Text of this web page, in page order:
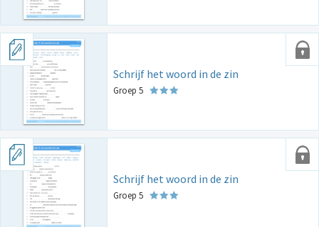
Schrijf het woord in de zin
Groep 5
Schrijf het woord in de zin
Groep 5